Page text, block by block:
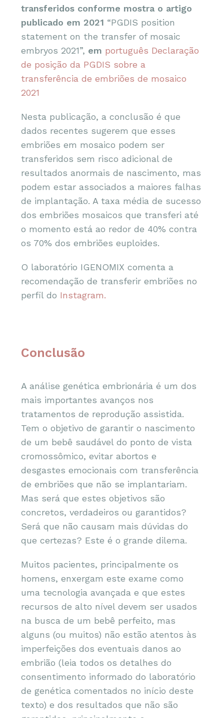
transferidos conforme mostra o artigo
publicado em 2021 “PGDIS position
statement on the transfer of mosaic
embryos 2021”, em português Declaração
de posição da PGDIS sobre a
transferência de embriões de mosaico
2021
Nesta publicação, a conclusão é que
dados recentes sugerem que esses
embriões em mosaico podem ser
transferidos sem risco adicional de
resultados anormais de nascimento, mas
podem estar associados a maiores falhas
de implantação. A taxa média de sucesso
dos embriões mosaicos que transferi até
o momento está ao redor de 40% contra
os 70% dos embriões euploides.
O laboratório IGENOMIX comenta a
recomendação de transferir embriões no
perfil do Instagram.
Conclusão
A análise genética embrionária é um dos
mais importantes avanços nos
tratamentos de reprodução assistida.
Tem o objetivo de garantir o nascimento
de um bebê saudável do ponto de vista
cromossômico, evitar abortos e
desgastes emocionais com transferência
de embriões que não se implantariam.
Mas será que estes objetivos são
concretos, verdadeiros ou garantidos?
Será que não causam mais dúvidas do
que certezas? Este é o grande dilema.
Muitos pacientes, principalmente os
homens, enxergam este exame como
uma tecnologia avançada e que estes
recursos de alto nível devem ser usados
na busca de um bebê perfeito, mas
alguns (ou muitos) não estão atentos às
imperfeições dos eventuais danos ao
embrião (leia todos os detalhes do
consentimento informado do laboratório
de genética comentados no início deste
texto) e dos resultados que não são